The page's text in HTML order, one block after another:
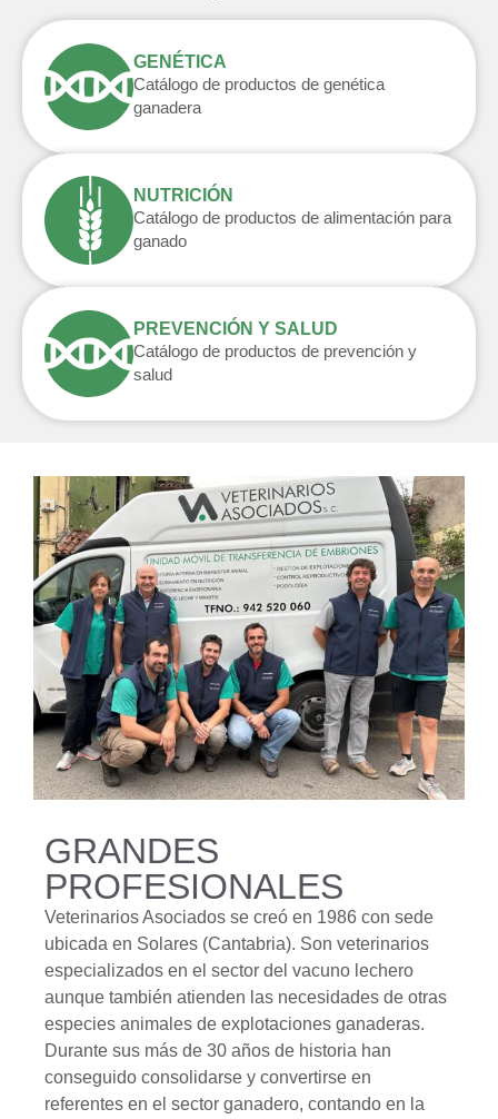
GENÉTICA
Catálogo de productos de genética
ganadera
NUTRICIÓN
Catálogo de productos de alimentación para
ganado​
PREVENCIÓN Y SALUD
Catálogo de productos de prevención y
salud
GRANDES
PROFESIONALES
Veterinarios Asociados se creó en 1986 con sede
ubicada en Solares (Cantabria). Son veterinarios
especializados en el sector del vacuno lechero
aunque también atienden las necesidades de otras
especies animales de explotaciones ganaderas.
Durante sus más de 30 años de historia han
conseguido consolidarse y convertirse en
referentes en el sector ganadero, contando en la